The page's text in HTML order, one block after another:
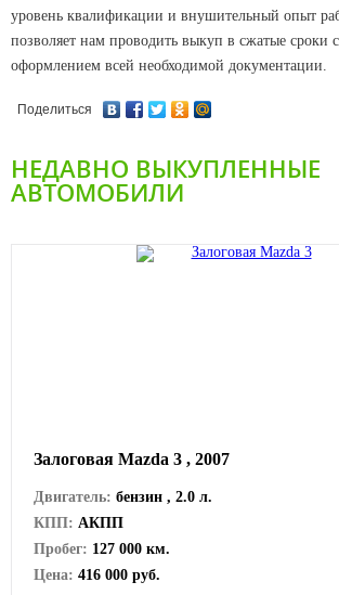
уровень квалификации и внушительный опыт
позволяет нам проводить выкуп в сжатые сроки
оформлением всей необходимой документации.
Поделиться
НЕДАВНО ВЫКУПЛЕННЫЕ
АВТОМОБИЛИ
Залоговая Mazda 3 , 2007
Двигатель: бензин , 2.0 л.
КПП: АКПП
Пробег: 127 000 км.
Цена: 416 000 руб.